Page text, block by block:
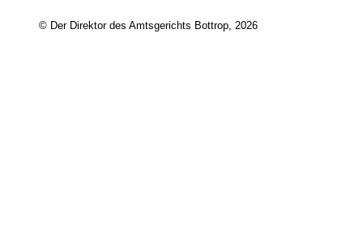
© Der Direktor des Amtsgerichts Bottrop, 2026